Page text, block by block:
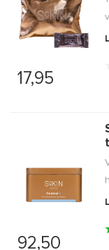
17,95
92,50